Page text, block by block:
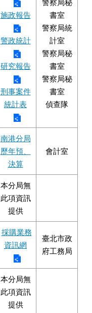
施政報告
警政統計
研究報告
刑事案件
統計表
警察局秘
書室
警察局統
計室
警察局秘
書室
警察局秘
書室
偵查隊
南港分局
歷年預、
決算
會計室
本分局無
此項資訊
提供
採購業務
資訊網
臺北市政
府工務局
本分局無
此項資訊
提供